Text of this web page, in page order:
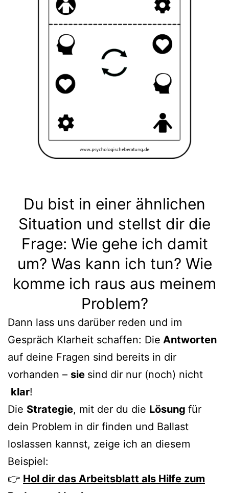
Du bist in einer ähnlichen
Situation und stellst dir die
Frage: Wie gehe ich damit
um? Was kann ich tun? Wie
komme ich raus aus meinem
Problem?
Dann lass uns darüber reden und im
Gespräch Klarheit schaffen: Die Antworten
auf deine Fragen sind bereits in dir
vorhanden – sie sind dir nur (noch) nicht
klar!
Die Strategie, mit der du die Lösung für
dein Problem in dir finden und Ballast
loslassen kannst, zeige ich an diesem
Beispiel:
👉 Hol dir das Arbeitsblatt als Hilfe zum